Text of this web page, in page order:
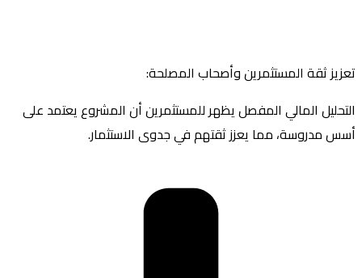
تعزيز ثقة المستثمرين وأصحاب المصلحة:
التحليل المالي المفصل يظهر للمستثمرين أن المشروع يعتمد على
أسس مدروسة، مما يعزز ثقتهم في جدوى الاستثمار.